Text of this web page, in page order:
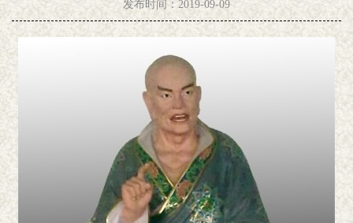
发布时间：2019-09-09